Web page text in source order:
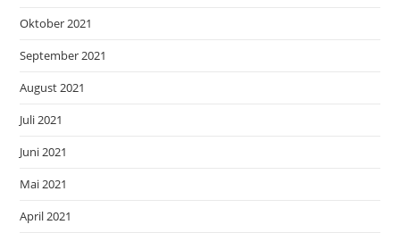
Oktober 2021
September 2021
August 2021
Juli 2021
Juni 2021
Mai 2021
April 2021